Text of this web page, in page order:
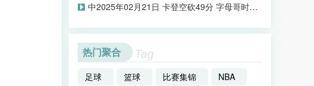
中2025年02月21日 卡登空砍49分 字母哥时间限制 快船3人20+遭雄鹿末节13分逆转
热门聚合 Tag
足球 篮球 比赛集锦
NBA